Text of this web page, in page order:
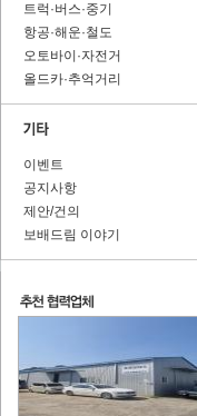
트럭·버스·중기
항공·해운·철도
오토바이·자전거
올드카·추억거리
이벤트
공지사항
제안/건의
보배드림 이야기